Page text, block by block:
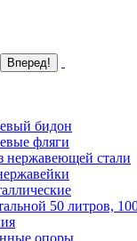
бидон
фляги
нержавеющей стали
50 литров,
опоры